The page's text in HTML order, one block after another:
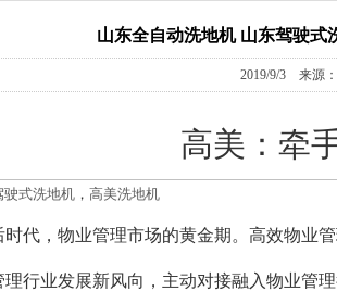
山东全自动洗地机 山东驾驶式
2019/9/3 来源
高美：牵
驶式洗地机 ， 高美洗地机
代，物业管理市场的黄金期。高效物业
行业发展新风向，主动对接融入物业管